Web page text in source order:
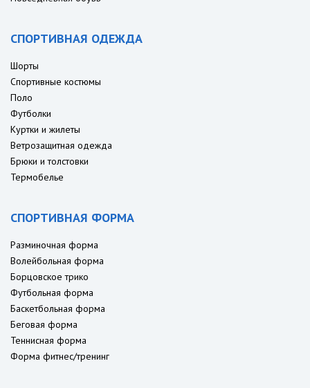
СПОРТИВНАЯ ОДЕЖДА
Шорты
Спортивные костюмы
Поло
Футболки
Куртки и жилеты
Ветрозащитная одежда
Брюки и толстовки
Термобелье
СПОРТИВНАЯ ФОРМА
Разминочная форма
Волейбольная форма
Борцовское трико
Футбольная форма
Баскетбольная форма
Беговая форма
Теннисная форма
Форма фитнес/тренинг